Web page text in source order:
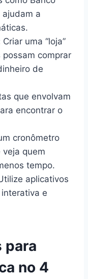
a
Criar uma “loja”
comprar
de
que envolvam
encontrar o
cronômetro
veja quem
tempo.
aplicativos
e
para
no 4